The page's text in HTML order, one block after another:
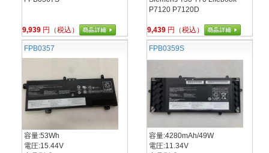
9,939 円（税込）
P7120 P7120D
9,439 円（税込）
FPB0357
容量:53Wh
電圧:15.44V
FPB0359S
容量:4280mAh/49W
電圧:11.34V